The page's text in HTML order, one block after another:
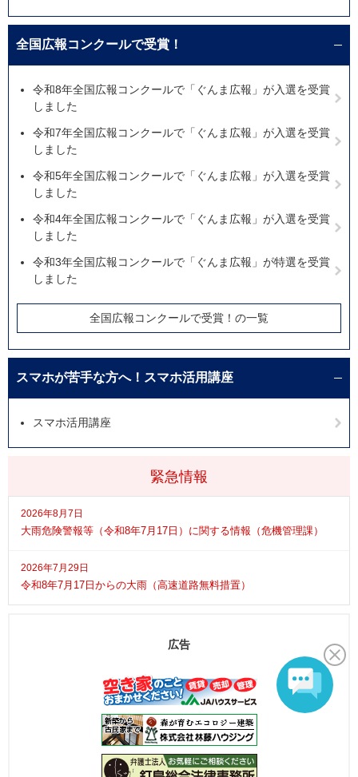
緊急情報
2026年8月7日
大雨危険警報等（令和8年7月17日）に関する情報（危機管理課）
2026年7月29日
令和8年7月17日からの大雨（高速道路無料措置）
全国広報コンクールで受賞！
令和8年全国広報コンクールで「ぐんま広報」が入選を受賞
しました
令和7年全国広報コンクールで「ぐんま広報」が入選を受賞
しました
令和5年全国広報コンクールで「ぐんま広報」が入選を受賞
しました
令和4年全国広報コンクールで「ぐんま広報」が入選を受賞
しました
令和3年全国広報コンクールで「ぐんま広報」が特選を受賞
しました
全国広報コンクールで受賞！の一覧
スマホが苦手な方へ！スマホ活用講座
スマホ活用講座
広告